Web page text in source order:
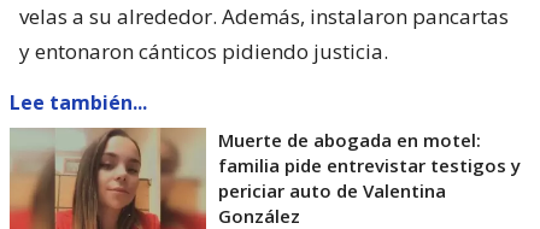
velas a su alrededor. Además, instalaron pancartas
y entonaron cánticos pidiendo justicia.
Lee también...
Muerte de abogada en motel:
familia pide entrevistar testigos y
periciar auto de Valentina
González